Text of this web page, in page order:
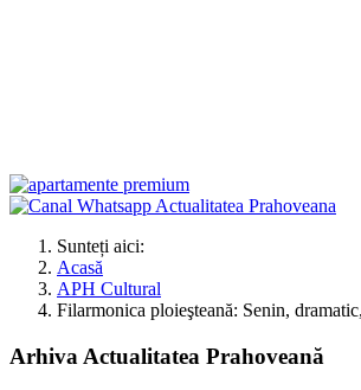
Sunteți aici:
Acasă
APH Cultural
Filarmonica ploieşteană: Senin,
Arhiva Actualitatea Prahoveană